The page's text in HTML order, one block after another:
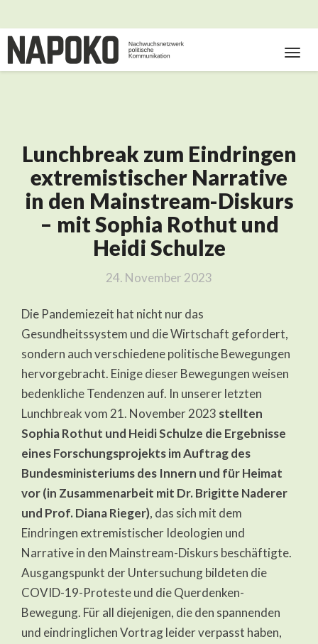
Lunchbreak
zum
Eindringen
extremistischer
Narrative
in
den
Mainstream-
Diskurs
Sophia
Rothut
und
Heidi
Lunchbreak zum Eindringen
extremistischer Narrative
in den Mainstream-Diskurs
– mit Sophia Rothut und
Heidi Schulze
24. November 2023
Die Pandemiezeit hat nicht nur das
Gesundheitssystem und die Wirtschaft gefordert,
sondern auch verschiedene politische Bewegungen
hervorgebracht. Einige dieser Bewegungen weisen
bedenkliche Tendenzen auf. In unserer letzten
Lunchbreak vom 21. November 2023 stellten
Sophia Rothut und Heidi Schulze die Ergebnisse
eines Forschungsprojekts im Auftrag des
Bundesministeriums des Innern und für Heimat
vor (in Zusammenarbeit mit Dr. Brigitte Naderer
und Prof. Diana Rieger), das sich mit dem
Eindringen extremistischer Ideologien und
Narrative in den Mainstream-Diskurs beschäftigte.
Ausgangspunkt der Untersuchung bildeten die
COVID-19-Proteste und die Querdenken-
Bewegung. Für all diejenigen, die den spannenden
und eindringlichen Vortrag leider verpasst haben,